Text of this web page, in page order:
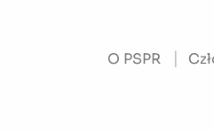
O PSPR